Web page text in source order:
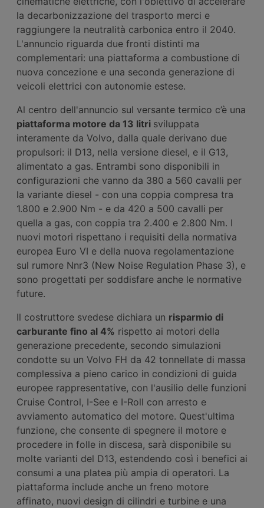
la decarbonizzazione del trasporto merci e
raggiungere la neutralità carbonica entro il 2040.
L'annuncio riguarda due fronti distinti ma
complementari: una piattaforma a combustione di
nuova concezione e una seconda generazione di
veicoli elettrici con autonomie estese.
Al centro dell'annuncio sul versante termico c’è una
piattaforma motore da 13 litri sviluppata
interamente da Volvo, dalla quale derivano due
propulsori: il D13, nella versione diesel, e il G13,
alimentato a gas. Entrambi sono disponibili in
configurazioni che vanno da 380 a 560 cavalli per
la variante diesel - con una coppia compresa tra
1.800 e 2.900 Nm - e da 420 a 500 cavalli per
quella a gas, con coppia tra 2.400 e 2.800 Nm. I
nuovi motori rispettano i requisiti della normativa
europea Euro VI e della nuova regolamentazione
sul rumore Nnr3 (New Noise Regulation Phase 3), e
sono progettati per soddisfare anche le normative
future.
Il costruttore svedese dichiara un risparmio di
carburante fino al 4% rispetto ai motori della
generazione precedente, secondo simulazioni
condotte su un Volvo FH da 42 tonnellate di massa
complessiva a pieno carico in condizioni di guida
europee rappresentative, con l'ausilio delle funzioni
Cruise Control, I-See e I-Roll con arresto e
avviamento automatico del motore. Quest'ultima
funzione, che consente di spegnere il motore e
procedere in folle in discesa, sarà disponibile su
molte varianti del D13, estendendo così i benefici ai
consumi a una platea più ampia di operatori. La
piattaforma include anche un freno motore
affinato, nuovi design di cilindri e turbine e una